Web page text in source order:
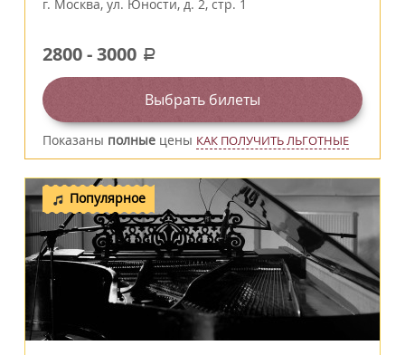
г. Москва, ул. Юности, д. 2, стр. 1
2800-3000 a
Выбрать билеты
Показаны полные цены КАК ПОЛУЧИТЬ ЛЬГОТНЫЕ
Популярное